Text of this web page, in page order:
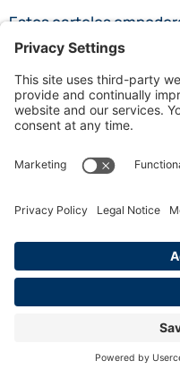
Estos carteles
acceso inmediato a
ayudándolos a
procedimientos para
de trabajo,
¿Qué temas
sus
Generalmente cubren
la compensación por
seguridad en el lugar